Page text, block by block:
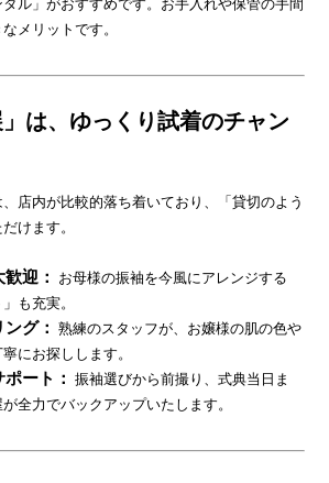
ル」がおすすめです。お手入れや保管の手間
メリットです。
は、ゆっくり試着のチャン
店内が比較的落ち着いており、「貸切のよう
けます。
迎：
お母様の振袖を今風にアレンジする
も充実。
グ： 熟練のスタッフが、お嬢様の肌の色や
にお探しします。
ート： 振袖選びから前撮り、式典当日ま
全力でバックアップいたします。